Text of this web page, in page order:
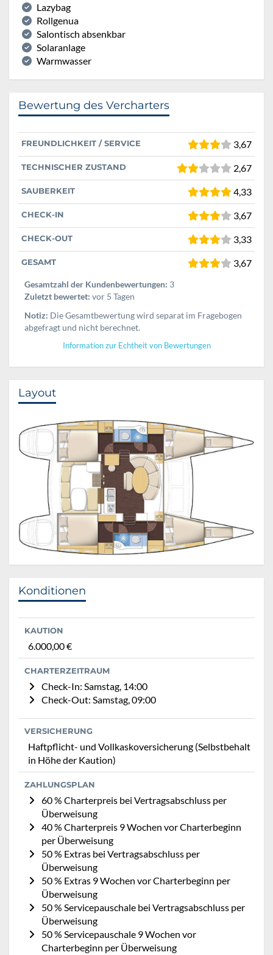
Lazybag
Rollgenua
Salontisch absenkbar
Solaranlage
Warmwasser
Bewertung des Vercharters
FREUNDLICHKEIT / SERVICE 3,67
TECHNISCHER ZUSTAND 2,67
SAUBERKEIT 4,33
CHECK-IN 3,67
CHECK-OUT 3,33
GESAMT 3,67
Gesamtzahl der Kundenbewertungen: 3
Zuletzt bewertet: vor 5 Tagen
Notiz: Die Gesamtbewertung wird separat im Fragebogen
abgefragt und nicht berechnet.
Information zur Echtheit von Bewertungen
Layout
Konditionen
KAUTION
6.000,00 €
CHARTERZEITRAUM
Check-In: Samstag, 14:00
Check-Out: Samstag, 09:00
VERSICHERUNG
Haftpflicht- und Vollkaskoversicherung (Selbstbehalt
in Höhe der Kaution)
ZAHLUNGSPLAN
60 % Charterpreis bei Vertragsabschluss per
Überweisung
40 % Charterpreis 9 Wochen vor Charterbeginn
per Überweisung
50 % Extras bei Vertragsabschluss per
Überweisung
50 % Extras 9 Wochen vor Charterbeginn per
Überweisung
50 % Servicepauschale bei Vertragsabschluss per
Überweisung
50 % Servicepauschale 9 Wochen vor
Charterbeginn per Überweisung